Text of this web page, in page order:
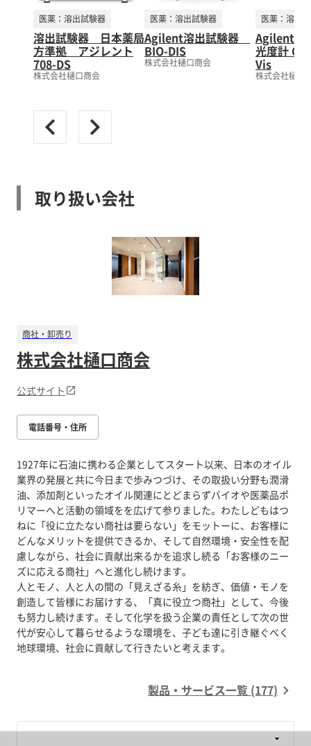
医薬：溶出試験器
溶出試験器 日本薬局
方準拠 アジレント
708-DS
株式会社樋口商会
医薬：溶出試験器
Agilent溶出試験器
BIO-DIS
株式会社樋口商会
医薬：溶出
Agilent紫
光度計
Vis
株式会社樋口
取り扱い会社
商社・卸売り
株式会社樋口商会
公式サイト
電話番号・住所
1927年に石油に携わる企業としてスタート以来、日本のオイル
業界の発展と共に今日まで歩みつづけ、その取扱い分野も潤滑
油、添加剤といったオイル関連にとどまらずバイオや医薬品ポ
リマーへと活動の領域をを広げて参りました。わたしどもはつ
ねに「役に立たない商社は要らない」をモットーに、お客様に
どんなメリットを提供できるか、そして自然環境・安全性を配
慮しながら、社会に貢献出来るかを追求し続る「お客様のニー
ズに応える商社」へと進化し続けます。
人とモノ、人と人の間の「見えざる糸」を紡ぎ、価値・モノを
創造して皆様にお届けする、「真に役立つ商社」として、今後
も努力し続けます。そして化学を扱う企業の責任として次の世
代が安心して暮らせるような環境を、子ども達に引き継ぐべく
地球環境、社会に貢献して行きたいと考えます。
製品・サービス一覧 (177)